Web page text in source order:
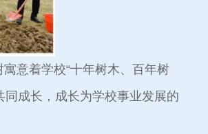
意着学校“十年树木、百年树
成长，成长为学校事业发展的